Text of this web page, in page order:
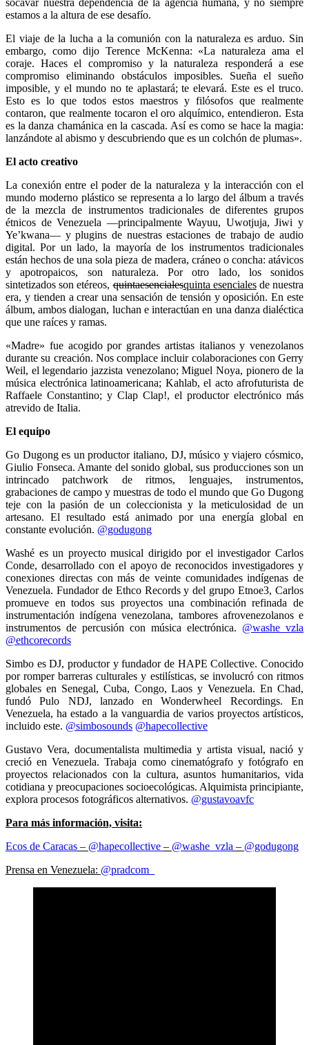
socavar nuestra dependencia de la agencia humana, y no siempre
estamos a la altura de ese desafío.
El viaje de la lucha a la comunión con la naturaleza es arduo. Sin
embargo, como dijo Terence McKenna: «La naturaleza ama el
coraje. Haces el compromiso y la naturaleza responderá a ese
compromiso eliminando obstáculos imposibles. Sueña el sueño
imposible, y el mundo no te aplastará; te elevará. Este es el truco.
Esto es lo que todos estos maestros y filósofos que realmente
contaron, que realmente tocaron el oro alquímico, entendieron. Esta
es la danza chamánica en la cascada. Así es como se hace la magia:
lanzándote al abismo y descubriendo que es un colchón de plumas».
El acto creativo
La conexión entre el poder de la naturaleza y la interacción con el
mundo moderno plástico se representa a lo largo del álbum a través
de la mezcla de instrumentos tradicionales de diferentes grupos
étnicos de Venezuela —principalmente Wayuu, Uwotjuja, Jiwi y
Ye’kwana— y plugins de nuestras estaciones de trabajo de audio
digital. Por un lado, la mayoría de los instrumentos tradicionales
están hechos de una sola pieza de madera, cráneo o concha: atávicos
y apotropaicos, son naturaleza. Por otro lado, los sonidos
sintetizados son etéreos,quintaesencialesquinta esencialesde nuestra
era, y tienden a crear una sensación de tensión y oposición. En este
álbum, ambos dialogan, luchan e interactúan en una danza dialéctica
que une raíces y ramas.
«Madre» fue acogido por grandes artistas italianos y venezolanos
durante su creación. Nos complace incluir colaboraciones con Gerry
Weil, el legendario jazzista venezolano; Miguel Noya, pionero de la
música electrónica latinoamericana; Kahlab, el acto afrofuturista de
Raffaele Constantino; y Clap Clap!, el productor electrónico más
atrevido de Italia.
El equipo
Go Dugong es un productor italiano, DJ, músico y viajero cósmico,
Giulio Fonseca. Amante del sonido global, sus producciones son un
intrincado patchwork de ritmos, lenguajes, instrumentos,
grabaciones de campo y muestras de todo el mundo que Go Dugong
teje con la pasión de un coleccionista y la meticulosidad de un
artesano. El resultado está animado por una energía global en
constante evolución. @godugong
Washé es un proyecto musical dirigido por el investigador Carlos
Conde, desarrollado con el apoyo de reconocidos investigadores y
conexiones directas con más de veinte comunidades indígenas de
Venezuela. Fundador de Ethco Records y del grupo Etnoe3, Carlos
promueve en todos sus proyectos una combinación refinada de
instrumentación indígena venezolana, tambores afrovenezolanos e
instrumentos de percusión con música electrónica. @washe_vzla
@ethcorecords
Simbo es DJ, productor y fundador de HAPE Collective. Conocido
por romper barreras culturales y estilísticas, se involucró con ritmos
globales en Senegal, Cuba, Congo, Laos y Venezuela. En Chad,
fundó Pulo NDJ, lanzado en Wonderwheel Recordings. En
Venezuela, ha estado a la vanguardia de varios proyectos artísticos,
incluido este. @simbosounds @hapecollective
Gustavo Vera, documentalista multimedia y artista visual, nació y
creció en Venezuela. Trabaja como cinematógrafo y fotógrafo en
proyectos relacionados con la cultura, asuntos humanitarios, vida
cotidiana y preocupaciones socioecológicas. Alquimista principiante,
explora procesos fotográficos alternativos. @gustavoavfc
Para más información, visita:
Ecos de Caracas – @hapecollective – @washe_vzla – @godugong
Prensa en Venezuela: @pradcom_